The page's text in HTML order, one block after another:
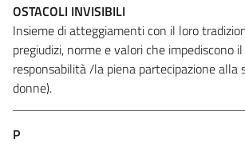
OSTACOLI INVISIBILI
Insieme di atteggiamenti con il loro
pregiudizi, norme e valori che impediscono
responsabilità /la piena partecipazione alla
donne).
P